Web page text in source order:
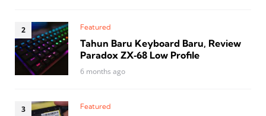
Featured
Tahun Baru Keyboard Baru, Review
Paradox ZX‑68 Low Profile
6 months ago
Featured